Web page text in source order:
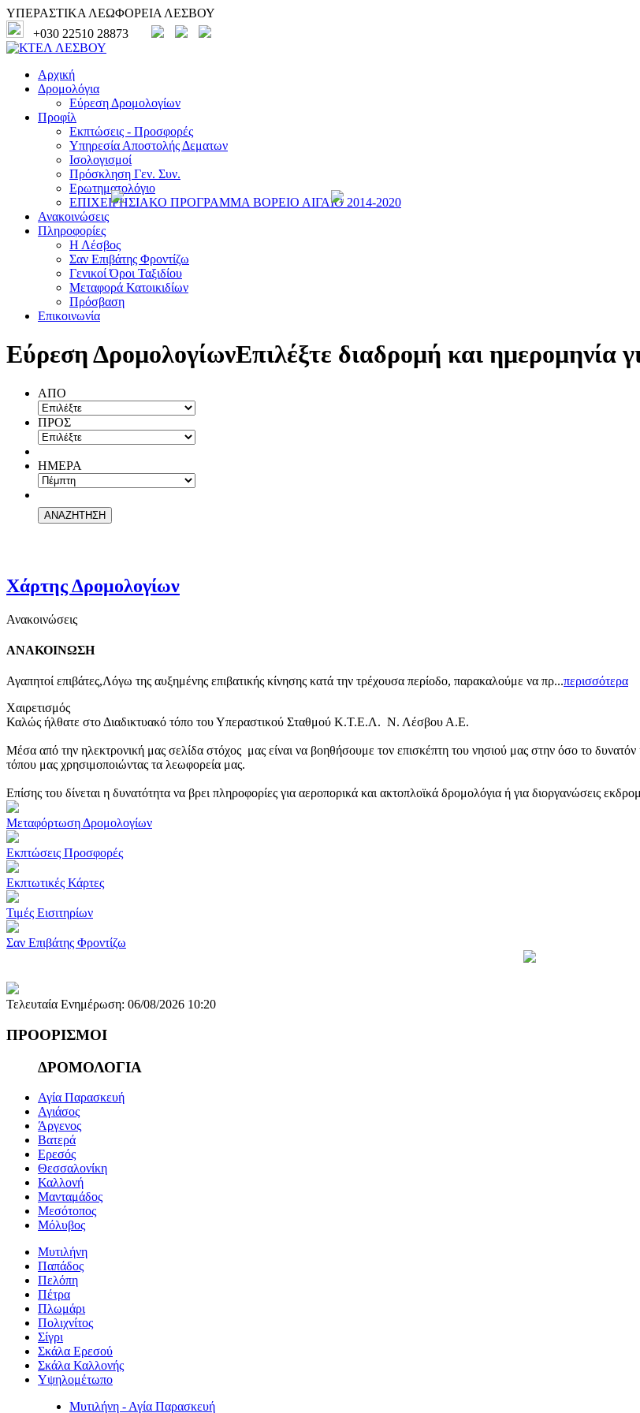
ΥΠΕΡΑΣΤΙΚΑ ΛΕΩΦΟΡΕΙΑ ΛΕΣΒΟΥ
+030 22510 28873
Αρχική
Δρομολόγια
Εύρεση Δρομολογίων
Προφίλ
Εκπτώσεις - Προσφορές
Υπηρεσία Αποστολής Δεματων
Ισολογισμοί
Πρόσκληση Γεν. Συν.
Ερωτηματολόγιο
ΕΠΙΧΕΙΡΗΣΙΑΚΟ ΠΡΟΓΡΑΜΜΑ ΒΟΡΕΙΟ ΑΙΓΑΙΟ 2014-2020
Ανακοινώσεις
Πληροφορίες
Η Λέσβος
Σαν Επιβάτης Φροντίζω
Γενικοί Όροι Ταξιδίου
Μεταφορά Κατοικιδίων
Πρόσβαση
Επικοινωνία
Εύρεση ΔρομολογίωνΕπιλέξτε διαδρομή και ημερομηνία
ΑΠΟ
ΠΡΟΣ
ΗΜΕΡΑ
Χάρτης Δρομολογίων
Ανακοινώσεις
ΑΝΑΚΟΙΝΩΣΗ
Αγαπητοί επιβάτες,Λόγω της αυξημένης επιβατικής κίνησης κατά την τρέχουσα περίοδο, παρακαλούμε να πρ...περισσότερα
Χαιρετισμός
Καλώς ήλθατε στο Διαδικτυακό τόπο του Υπεραστικού Σταθμού Κ.Τ.Ε.Λ. Ν. Λέσβου Α.Ε.
Μέσα από την ηλεκτρονική μας σελίδα στόχος μας είναι να βοηθήσουμε τον επισκέπτη του νησιού μας στην όσο το
τόπου μας χρησιμοποιώντας τα λεωφορεία μας.
Επίσης του δίνεται η δυνατότητα να βρει πληροφορίες για αεροπορικά και ακτοπλοϊκά δρομολόγια ή για διοργανώσεις
Μεταφόρτωση Δρομολογίων
Εκπτώσεις Προσφορές
Εκπτωτικές Κάρτες
Τιμές Εισιτηρίων
Σαν Επιβάτης Φροντίζω
Τελευταία Ενημέρωση: 06/08/2026 10:20
ΠΡΟΟΡΙΣΜΟΙ
ΔΡΟΜΟΛΟΓΙΑ
Αγία Παρασκευή
Αγιάσος
Άργενος
Βατερά
Ερεσός
Θεσσαλονίκη
Καλλονή
Μανταμάδος
Μεσότοπος
Μόλυβος
Μυτιλήνη
Παπάδος
Πελόπη
Πέτρα
Πλωμάρι
Πολιχνίτος
Σίγρι
Σκάλα Ερεσού
Σκάλα Καλλονής
Υψηλομέτωπο
Μυτιλήνη - Αγία Παρασκευή